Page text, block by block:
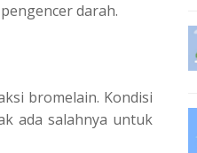
darah.
bromelain. Kondisi
ada salahnya untuk